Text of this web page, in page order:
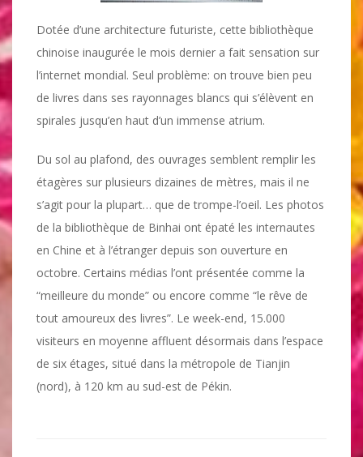
Dotée d’une architecture futuriste, cette bibliothèque
chinoise inaugurée le mois dernier a fait sensation sur
l’internet mondial. Seul problème: on trouve bien peu
de livres dans ses rayonnages blancs qui s’élèvent en
spirales jusqu’en haut d’un immense atrium.
Du sol au plafond, des ouvrages semblent remplir les
étagères sur plusieurs dizaines de mètres, mais il ne
s’agit pour la plupart… que de trompe-l’oeil. Les photos
de la bibliothèque de Binhai ont épaté les internautes
en Chine et à l’étranger depuis son ouverture en
octobre. Certains médias l’ont présentée comme la
“meilleure du monde” ou encore comme “le rêve de
tout amoureux des livres”. Le week-end, 15.000
visiteurs en moyenne affluent désormais dans l’espace
de six étages, situé dans la métropole de Tianjin
(nord), à 120 km au sud-est de Pékin.